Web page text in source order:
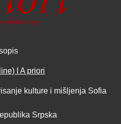
I A priori
kulture i mišljenja Sofia
Srpska